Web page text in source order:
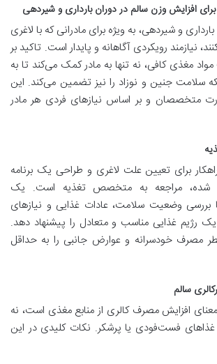
افزایش وزن سالم در دوران بارداری و شیردهی
و شیردهی، به ویژه برای مادرانی که با لاغری
نیازمند رویکردی آگاهانه و پایدار است. تاکید بر
مغذی کافی، نه تنها به مادر کمک می‌کند تا به
سلامت جنین و نوزاد را نیز تضمین می‌کند. این
متخصصان و بر اساس نیازهای فردی هر مادر
برای تعیین علت لاغری و طراحی یک برنامه
شده، مراجعه به متخصص تغذیه است. یک
وضعیت سلامت، عادات غذایی و نیازهای
رژیم غذایی مناسب و متعادل را پیشنهاد دهد.
مصرف خودسرانه و عوارض جانبی را به حداقل
سالم
افزایش مصرف کالری از منابع مغذی است، نه
فست‌فودی یا پرشکر. نکات کلیدی در این